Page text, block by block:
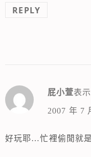
REPLY
屁小萱表
2007 年 7
好玩耶…忙裡偷閒就